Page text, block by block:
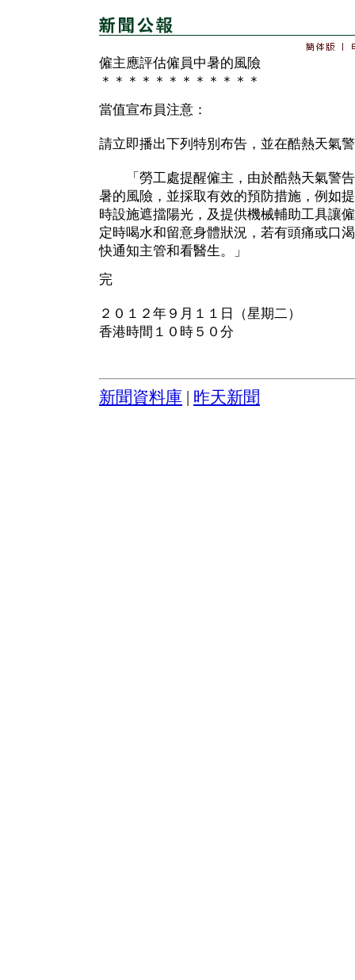
僱主應評估僱員中暑的風險
＊＊＊＊＊＊＊＊＊＊＊＊
當值宣布員注意：
請立即播出下列特別布告，並在酷熱天氣
「勞工處提醒僱主，由於酷熱天氣警告
暑的風險，並採取有效的預防措施，例如
時設施遮擋陽光，及提供機械輔助工具讓
定時喝水和留意身體狀況，若有頭痛或口
快通知主管和看醫生。」
完
２０１２年９月１１日（星期二）
香港時間１０時５０分
新聞資料庫 昨天新聞